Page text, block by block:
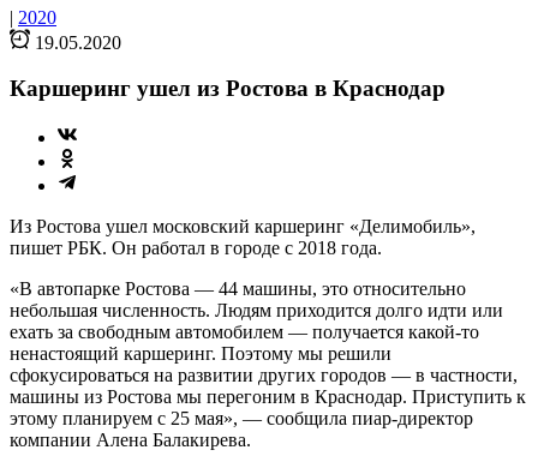
| 2020
19.05.2020
Каршеринг ушел из Ростова в Краснодар
Из Ростова ушел московский каршеринг «Делимобиль»,
пишет РБК. Он работал в городе с 2018 года.
«В автопарке Ростова — 44 машины, это относительно
небольшая численность. Людям приходится долго идти или
ехать за свободным автомобилем — получается какой-то
ненастоящий каршеринг. Поэтому мы решили
сфокусироваться на развитии других городов — в частности,
машины из Ростова мы перегоним в Краснодар. Приступить к
этому планируем с 25 мая», — сообщила пиар-директор
компании Алена Балакирева.